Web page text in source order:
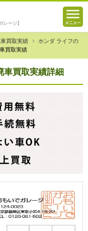
レージ】
買取実績
ホンダ ライフの
買取実績
車買取実績詳細